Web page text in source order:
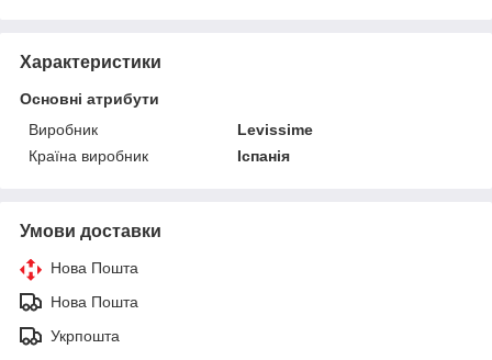
Характеристики
Основні атрибути
Виробник
Levissime
Країна виробник
Іспанія
Умови доставки
Нова Пошта
Нова Пошта
Укрпошта